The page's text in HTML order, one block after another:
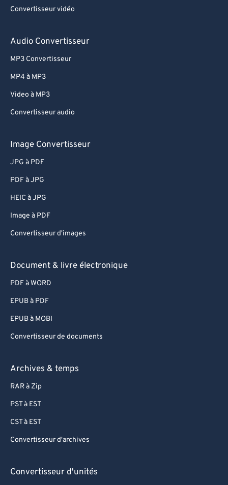
Convertisseur vidéo
Audio Convertisseur
MP3 Convertisseur
MP4 à MP3
Video à MP3
Convertisseur audio
Image Convertisseur
JPG à PDF
PDF à JPG
HEIC à JPG
Image à PDF
Convertisseur d'images
Document & livre électronique
PDF à WORD
EPUB à PDF
EPUB à MOBI
Convertisseur de documents
Archives & temps
RAR à Zip
PST à EST
CST à EST
Convertisseur d'archives
Convertisseur d'unités